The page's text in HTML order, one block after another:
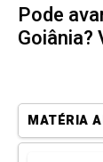
Pode
Goiânia?
MATÉRIA